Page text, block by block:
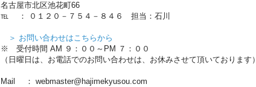
名古屋市北区池花町66
℡ ： ０１２０－７５４－８４６ 担当：石川
＞ お問い合わせはこちらから
※ 受付時間 AM ９：００～PM ７：００
（日曜日は、お電話でのお問い合わせは、お休みさせて頂いております）
Mail ： webmaster@hajimekyusou.com